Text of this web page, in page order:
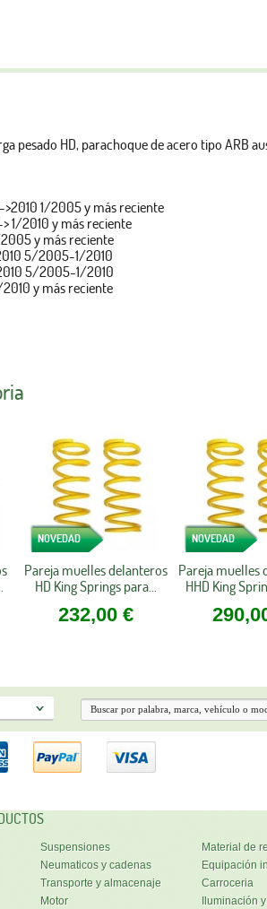
pesado HD, parachoque de acero tipo ARB
>2010 1/2005 y más reciente
1/2010 y más reciente
y más reciente
5/2005-1/2010
5/2005-1/2010
2010 y más reciente
NOVEDAD
Pareja muelles delanteros
HD King Springs para...
232,00 €
NOVEDAD
Pareja muelles
HHD King
Suspensiones
Material de
Neumaticos y cadenas
Equipación
Transporte y almacenaje
Carroceria
Motor Iluminación